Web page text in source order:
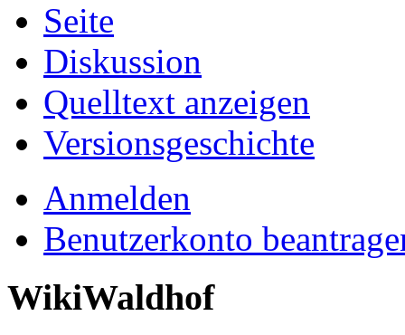
Seite
Diskussion
Quelltext anzeigen
Versionsgeschichte
Anmelden
Benutzerkonto
WikiWaldhof